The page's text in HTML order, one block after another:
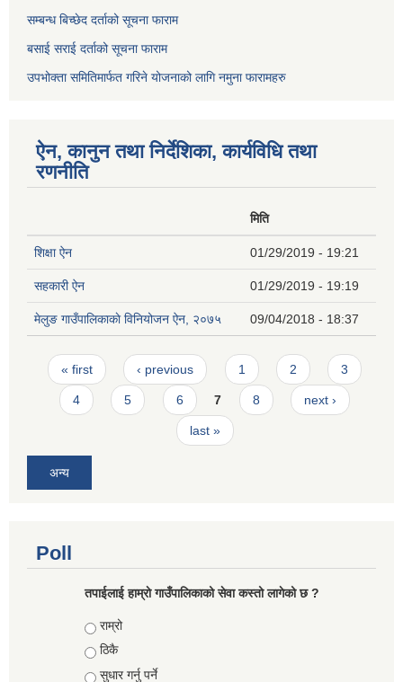
सम्बन्ध बिच्छेद दर्ताको सूचना फाराम
बसाई सराई दर्ताको सूचना फाराम
उपभोक्ता समितिमार्फत गरिने योजनाको लागि नमुना फारामहरु
ऐन, कानुन तथा निर्देशिका, कार्यविधि तथा
रणनीति
मिति
शिक्षा ऐन 01/29/2019 - 19:21
सहकारी ऐन 01/29/2019 - 19:19
मेलुङ गाउँपालिकाकाे विनियोजन ऐन, २०७५ 09/04/2018 - 18:37
Pages
« first ‹ previous 1 2 3
4 5 6 7 8 next ›
last »
अन्य
Poll
तपाईलाई हाम्राे गाउँपालिकाको सेवा कस्तो लागेको छ ?
Choices
राम्रो
ठिकै
सुधार गर्नु पर्ने